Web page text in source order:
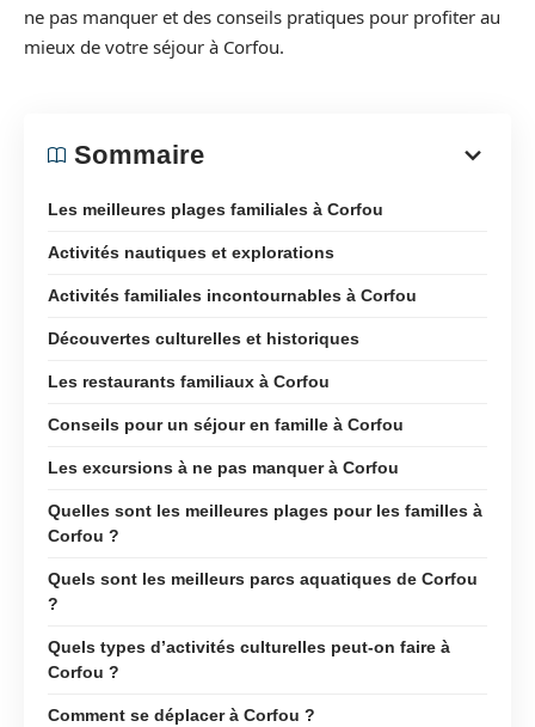
ne pas manquer et des conseils pratiques pour profiter au
mieux de votre séjour à Corfou.
Sommaire
Les meilleures plages familiales à Corfou
Activités nautiques et explorations
Activités familiales incontournables à Corfou
Découvertes culturelles et historiques
Les restaurants familiaux à Corfou
Conseils pour un séjour en famille à Corfou
Les excursions à ne pas manquer à Corfou
Quelles sont les meilleures plages pour les familles à
Corfou ?
Quels sont les meilleurs parcs aquatiques de Corfou
?
Quels types d’activités culturelles peut-on faire à
Corfou ?
Comment se déplacer à Corfou ?